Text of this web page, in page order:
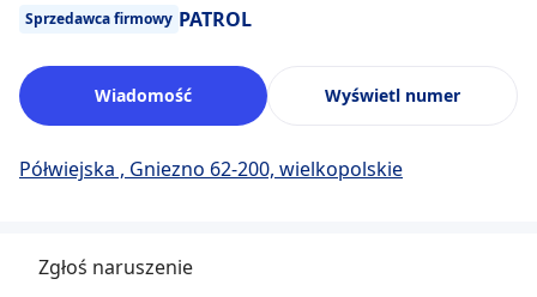
Sprzedawca firmowy PATROL
Wiadomość Wyświetl numer
Półwiejska , Gniezno 62-200, wielkopolskie
Zgłoś naruszenie